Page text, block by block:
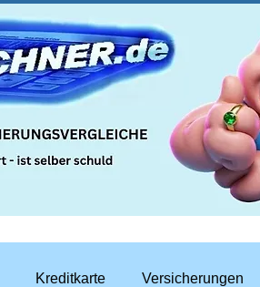
Kreditkarte Versicherungen